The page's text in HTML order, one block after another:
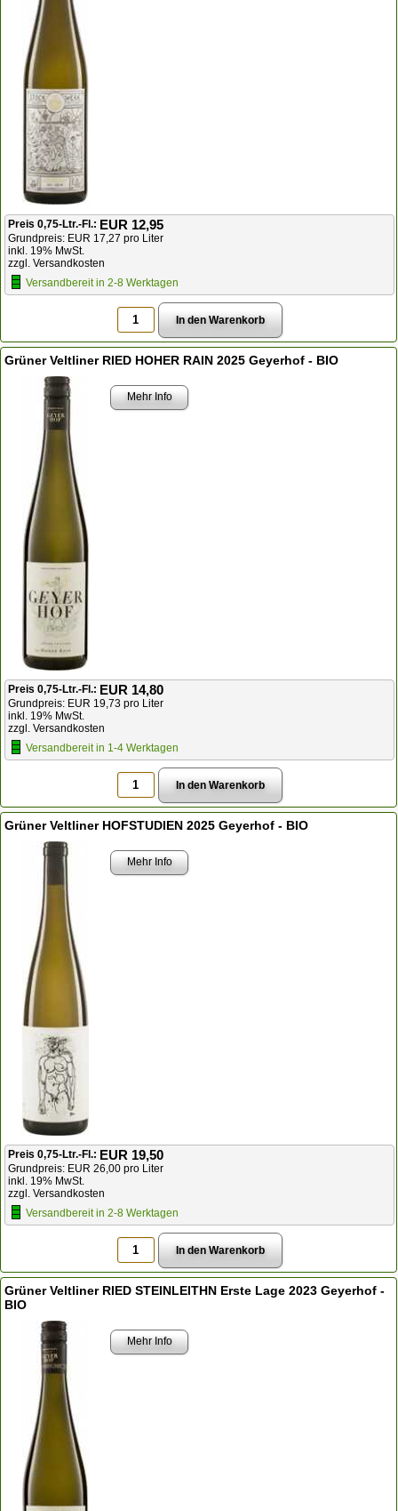
Preis 0,75-Ltr.-Fl.: EUR 12,95
Grundpreis: EUR 17,27 pro Liter
inkl. 19% MwSt.
zzgl. Versandkosten
Versandbereit in 2-8 Werktagen
Grüner Veltliner RIED HOHER RAIN 2025 Geyerhof - BIO
Mehr Info
Preis 0,75-Ltr.-Fl.: EUR 14,80
Grundpreis: EUR 19,73 pro Liter
inkl. 19% MwSt.
zzgl. Versandkosten
Versandbereit in 1-4 Werktagen
Grüner Veltliner HOFSTUDIEN 2025 Geyerhof - BIO
Mehr Info
Preis 0,75-Ltr.-Fl.: EUR 19,50
Grundpreis: EUR 26,00 pro Liter
inkl. 19% MwSt.
zzgl. Versandkosten
Versandbereit in 2-8 Werktagen
Grüner Veltliner RIED STEINLEITHN Erste Lage 2023 Geyerhof -
BIO
Mehr Info